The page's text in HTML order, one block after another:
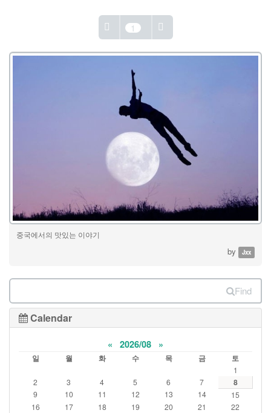
1
중국에서의 맛있는 이야기
by Jxx
Find
Calendar
« 2026/08 »
일 월 화 수 목 금 토
1
2
3 4 5 6 7 8
9 10 11 12 13 14
15
16
17 18 19 20 21
22